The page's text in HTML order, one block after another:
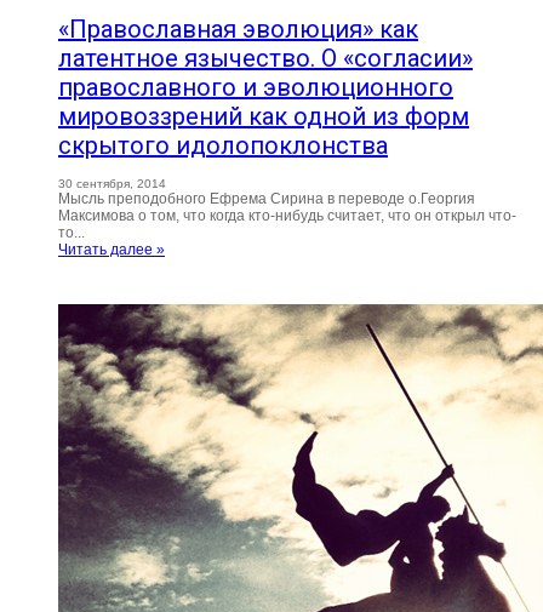
«Православная эволюция» как
латентное язычество. О «согласии»
православного и эволюционного
мировоззрений как одной из форм
скрытого идолопоклонства
30 сентября, 2014
Мысль преподобного Ефрема Сирина в переводе о.Георгия
Максимова о том, что когда кто-нибудь считает, что он открыл что-
то...
Читать далее »